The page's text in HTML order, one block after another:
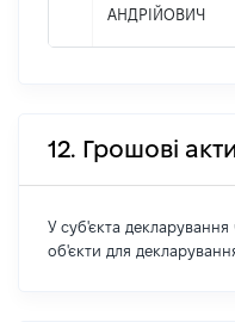
АНДРІЙОВИЧ
12. Грошові
У суб'єкта декларування
об'єкти для